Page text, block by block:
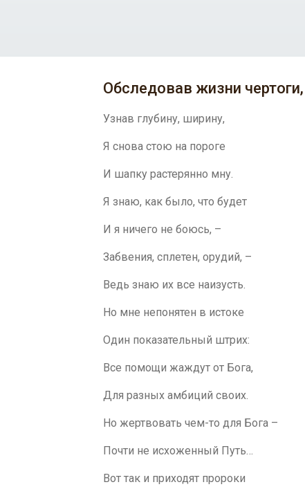
Обследовав жизни чертоги,
Узнав глубину, ширину,
Я снова стою на пороге
И шапку растерянно мну.
Я знаю, как было, что будет
И я ничего не боюсь, –
Забвения, сплетен, орудий, –
Ведь знаю их все наизусть.
Но мне непонятен в истоке
Один показательный штрих:
Все помощи жаждут от Бога,
Для разных амбиций своих.
Но жертвовать чем-то для Бога –
Почти не исхоженный Путь…
Вот так и приходят пророки